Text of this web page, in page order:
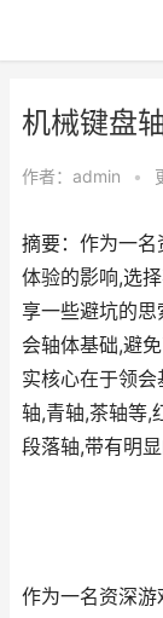
机械键盘
作者： admin •
摘要：作为一
体验的影响,选
享一些避坑的
会轴体基础,避
实核心在于领
轴,青轴,茶轴等,
段落轴,带有明
作为一名资深